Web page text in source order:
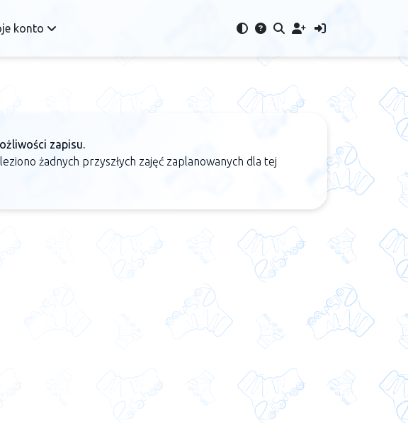
konto
zapisu.
żadnych przyszłych zajęć zaplanowanych dla tej